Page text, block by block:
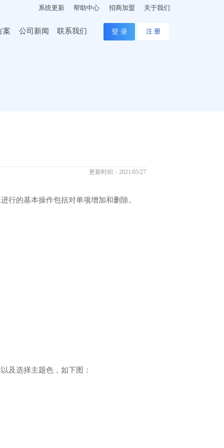
系统更新 帮助中心 招商加盟 关于我们
案 公司新闻 联系我们 登 录 注 册
更新时间：2021/05/27
行的基本操作包括对单项增加和删除。
及选择主题色，如下图：